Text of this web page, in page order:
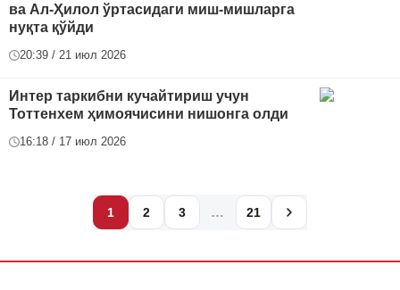
ва Ал-Ҳилол ўртасидаги миш-мишларга
нуқта қўйди
20:39 / 21 июл 2026
Интер таркибни кучайтириш учун
Тоттенхем ҳимоячисини нишонга олди
16:18 / 17 июл 2026
1 2 3 … 21